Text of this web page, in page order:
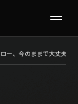
ー、今のままで大丈夫？